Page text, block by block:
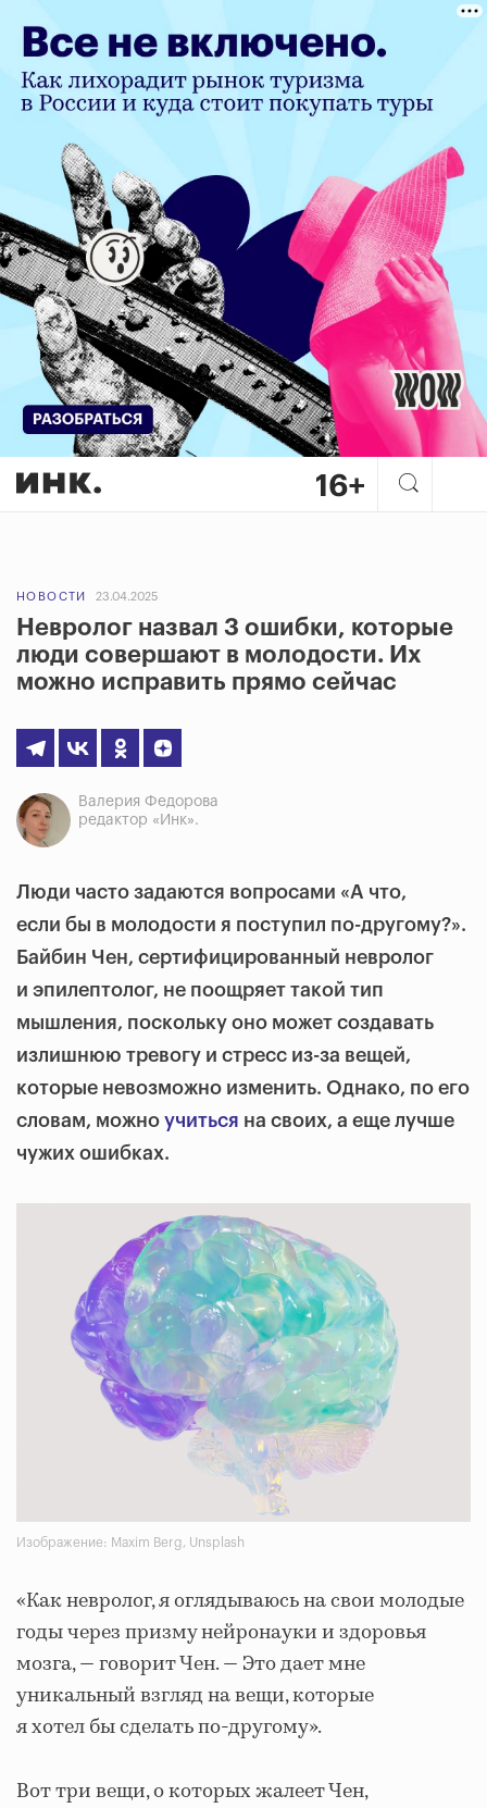
НОВОСТИ 23.04.2025
Невролог назвал 3 ошибки, которые
люди совершают в молодости. Их
можно исправить прямо сейчас
Валерия Федорова
редактор «Инк».
Люди часто задаются вопросами «А что,
если бы в молодости я поступил по-другому?».
Байбин Чен, сертифицированный невролог
и эпилептолог, не поощряет такой тип
мышления, поскольку оно может создавать
излишнюю тревогу и стресс из-за вещей,
которые невозможно изменить. Однако, по его
словам, можно учиться на своих, а еще лучше
чужих ошибках.
Изображение: Maxim Berg, Unsplash
«Как невролог, я оглядываюсь на свои молодые
годы через призму нейронауки и здоровья
мозга, — говорит Чен. — Это дает мне
уникальный взгляд на вещи, которые
я хотел бы сделать по-другому».
Вот три вещи, о которых жалеет Чен,